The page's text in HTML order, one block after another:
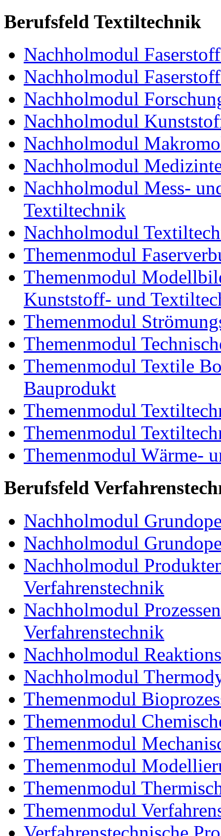
Berufsfeld Textiltechnik
Nachholmodul
Nachholmodul
Nachholmodul
Nachholmodul
Nachholmodul
Nachholmodul
Nachholmodul Mess-
Textiltechnik
Nachholmodul
Themenmodul
Themenmodul
Kunststoff- und
Themenmodul
Themenmodul
Themenmodul Textile
Bauprodukt
Themenmodul
Themenmodul
Themenmodul Wärme-
Berufsfeld
Nachholmodul
Nachholmodul
Nachholmodul
Verfahrenstechnik
Nachholmodul
Verfahrenstechnik
Nachholmodul
Nachholmodul
Themenmodul
Themenmodul
Themenmodul
Themenmodul
Themenmodul
Themenmodul